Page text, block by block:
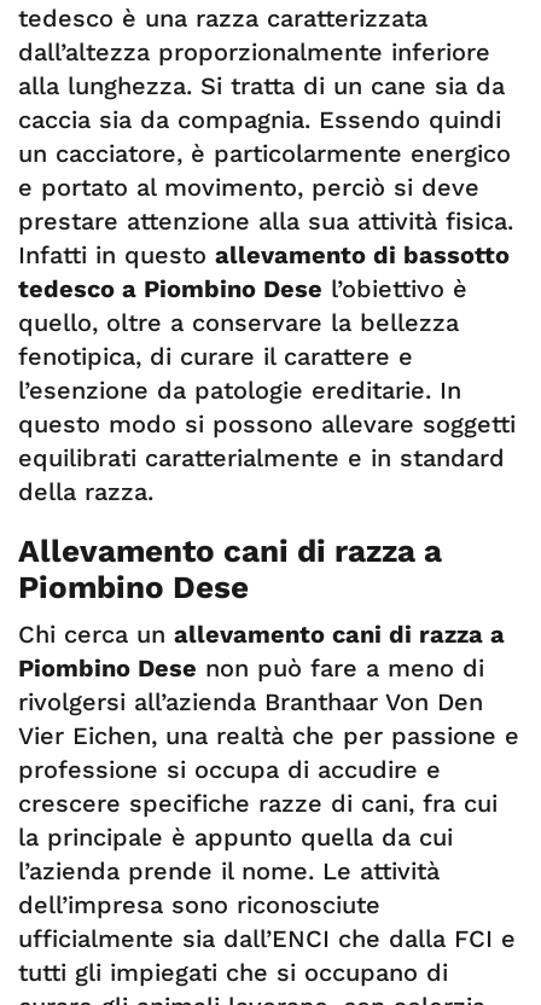
tedesco è una razza caratterizzata
dall’altezza proporzionalmente inferiore
alla lunghezza. Si tratta di un cane sia da
caccia sia da compagnia. Essendo quindi
un cacciatore, è particolarmente energico
e portato al movimento, perciò si deve
prestare attenzione alla sua attività fisica.
Infatti in questo allevamento di bassotto
tedesco a Piombino Dese l’obiettivo è
quello, oltre a conservare la bellezza
fenotipica, di curare il carattere e
l’esenzione da patologie ereditarie. In
questo modo si possono allevare soggetti
equilibrati caratterialmente e in standard
della razza.
Allevamento cani di razza a
Piombino Dese
Chi cerca un allevamento cani di razza a
Piombino Dese non può fare a meno di
rivolgersi all’azienda Branthaar Von Den
Vier Eichen, una realtà che per passione e
professione si occupa di accudire e
crescere specifiche razze di cani, fra cui
la principale è appunto quella da cui
l’azienda prende il nome. Le attività
dell’impresa sono riconosciute
ufficialmente sia dall’ENCI che dalla FCI e
tutti gli impiegati che si occupano di